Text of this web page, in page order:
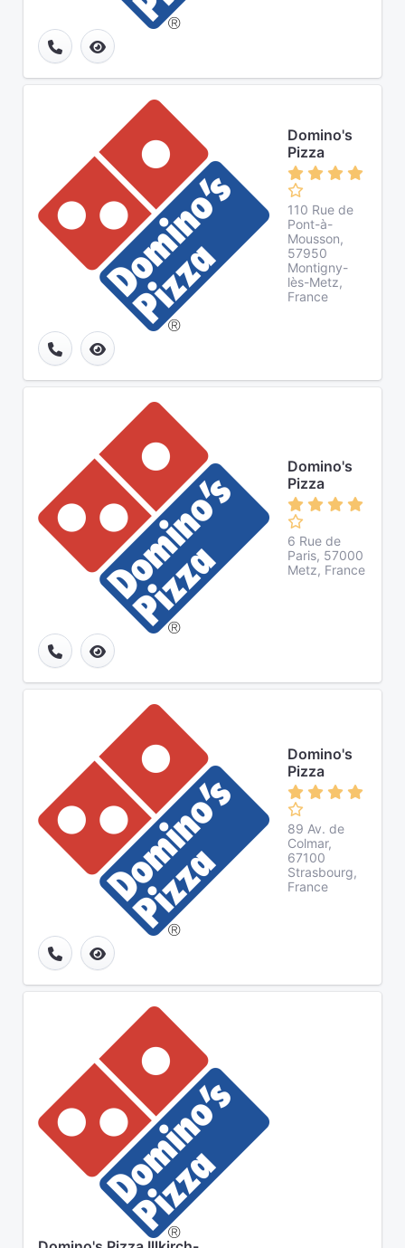
Domino's
Pizza
110 Rue de
Pont-à-
Mousson,
57950
Montigny-
lès-Metz,
France
Domino's
Pizza
6 Rue de
Paris, 57000
Metz, France
Domino's
Pizza
89 Av. de
Colmar,
67100
Strasbourg,
France